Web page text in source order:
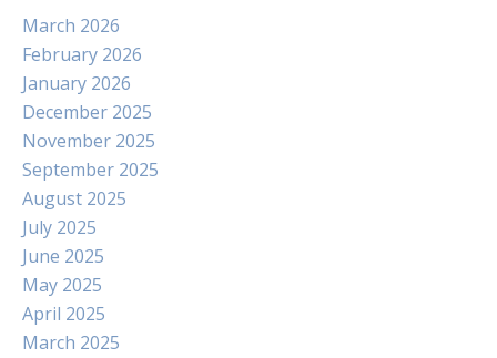
March 2026
February 2026
January 2026
December 2025
November 2025
September 2025
August 2025
July 2025
June 2025
May 2025
April 2025
March 2025